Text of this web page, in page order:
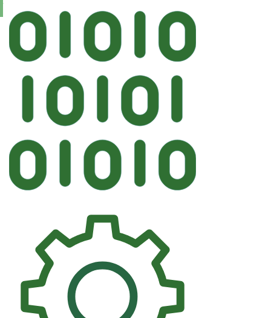
Автостекло
PILKINGTON FORD Лобовое